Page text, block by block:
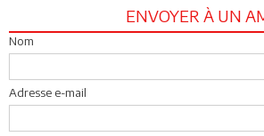
ENVOYER À UN
Nom
Adresse e-mail